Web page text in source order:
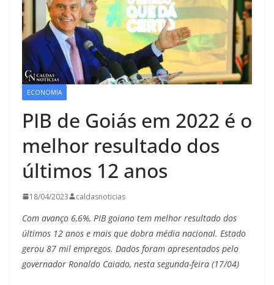
ECONOMIA
PIB de Goiás em 2022 é o
melhor resultado dos
últimos 12 anos
18/04/2023 caldasnoticias
Com avanço 6,6%, PIB goiano tem melhor resultado dos
últimos 12 anos e mais que dobra média nacional. Estado
gerou 87 mil empregos. Dados foram apresentados pelo
governador Ronaldo Caiado, nesta segunda-feira (17/04)